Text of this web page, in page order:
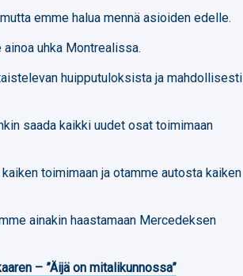
emme halua mennä asioiden edelle.
uhka Montrealissa.
huipputuloksista ja mahdollisesti
saada kaikki uudet osat toimimaan
toimimaan ja otamme autosta kaiken
ainakin haastamaan Mercedeksen
– ”Äijä on mitalikunnossa”